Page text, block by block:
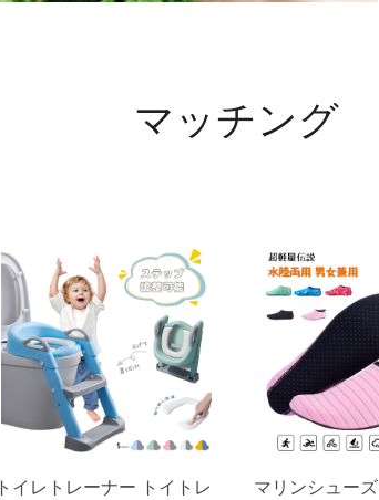
マッチング
トイレトレーナー トイトレ
マリンシューズ ビーチソッ